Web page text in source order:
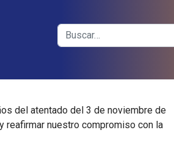
Buscar
del atentado del 3 de noviembre de
reafirmar nuestro compromiso con la